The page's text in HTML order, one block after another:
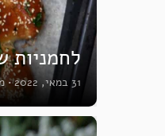
לחמניות
31 במאי, 2022 •